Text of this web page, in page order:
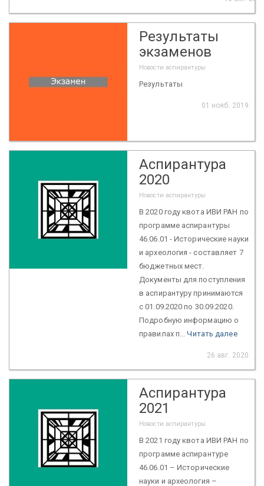
Результаты
экзаменов
Новости аспирантуры
Результаты
01 нояб. 2019
Аспирантура
2020
Новости аспирантуры
В 2020 году квота ИВИ РАН по
программе аспирантуры
46.06.01 - Исторические науки
и археология - составляет 7
бюджетных мест.
Документы для поступления
в аспирантуру принимаются
с 01.09.2020 по 30.09.2020.
Подробную информацию о
правилах п...Читать далее
26 авг. 2020
Аспирантура
2021
Новости аспирантуры
В 2021 году квота ИВИ РАН по
программе аспирантуре
46.06.01 – Исторические
науки и археология –